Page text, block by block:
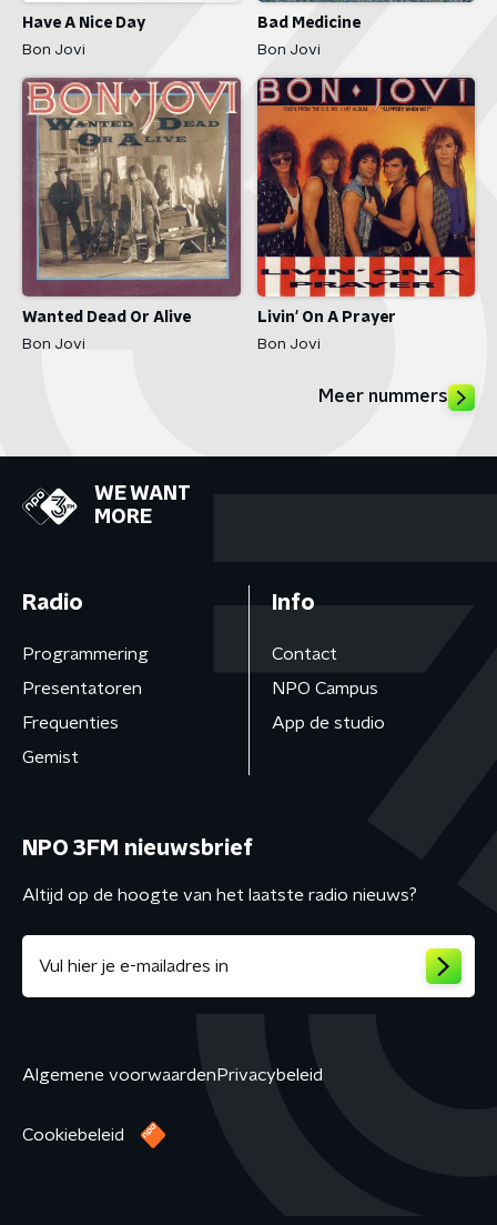
Have A Nice Day
Bon Jovi
Bad Medicine
Bon Jovi
Wanted Dead Or Alive
Bon Jovi
Livin' On A Prayer
Bon Jovi
Meer nummers
WE WANT
MORE
Radio
Programmering
Presentatoren
Frequenties
Gemist
Info
Contact
NPO Campus
App de studio
NPO 3FM nieuwsbrief
Altijd op de hoogte van het laatste radio nieuws?
Algemene voorwaarden Privacybeleid
Cookiebeleid